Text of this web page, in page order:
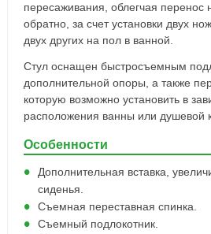
пересаживания, облегчая перенос
обратно, за счет установки двух
двух других на пол в ванной.
Стул оснащен быстросъемным
дополнительной опоры, а также
которую возможно установить в
расположения ванны или душевой
Особенности
Дополнительная вставка,
сиденья.
Съемная переставная спинка.
Съемный подлокотник.